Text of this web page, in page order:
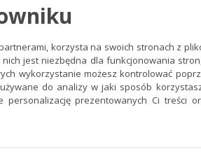
się połączyć z usługą InsERT
porcie 10504. Nie udało się
korzysta na swoich stronach z
nich jest niezbędna dla funkcjonowania
wykorzystanie możesz kontrolować
do analizy w jaki sposób
personalizację prezentowanych Ci treści